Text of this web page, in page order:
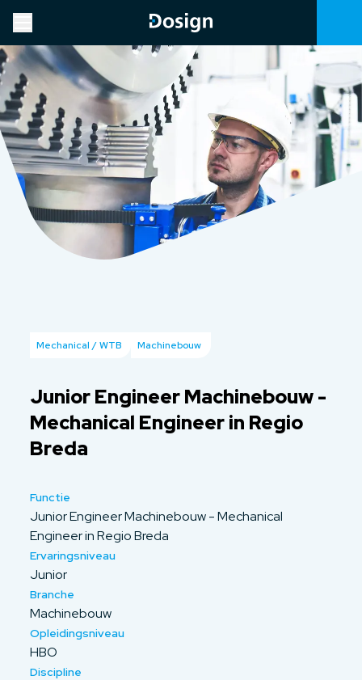
Mechanical / WTB Machinebouw
Junior Engineer Machinebouw -
Mechanical Engineer in Regio
Breda
Functie
Junior Engineer Machinebouw - Mechanical
Engineer in Regio Breda
Ervaringsniveau
Junior
Branche
Machinebouw
Opleidingsniveau
HBO
Discipline